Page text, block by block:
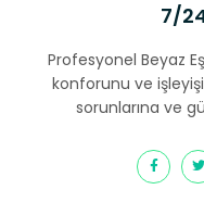
7/
Profesyonel Beyaz
konforunu ve
sorunlarına ve